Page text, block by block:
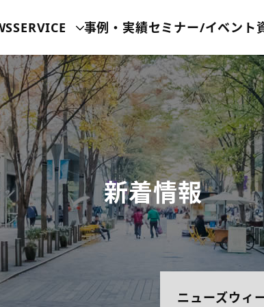
SERVICE 事例・実績セミナー/イベント
新着情報
ニューズウィ